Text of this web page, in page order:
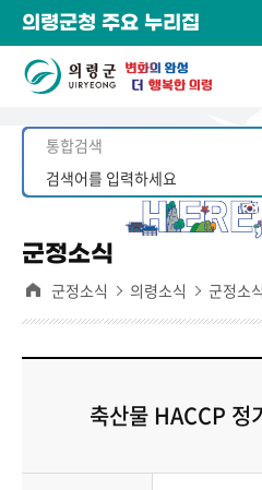
의령군청 주요 누리집
군정소식
군정소식 의령소식 군정소식
축산물 HACCP 정